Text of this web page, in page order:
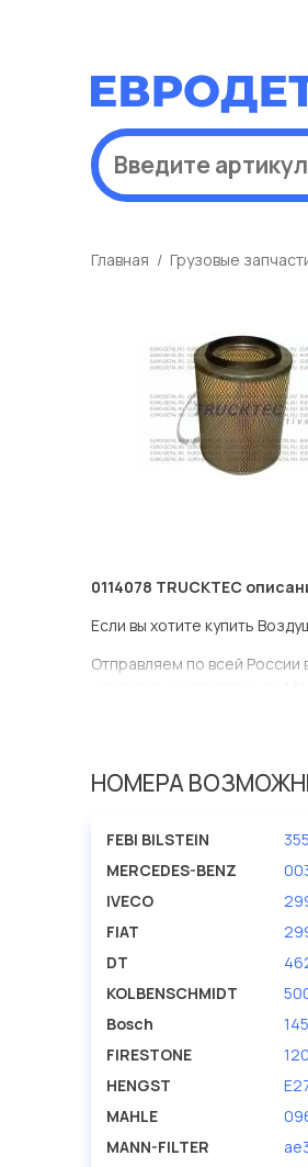
Главная Грузовые
0114078 TRUCKTEC
Если вы хотите купить
Отправляем по всей
Мы продаем
НОМЕРА
FEBI BILSTEIN
MERCEDES-BENZ
IVECO
FIAT
DT
KOLBENSCHMIDT
Bosch
FIRESTONE
HENGST
MAHLE
MANN-FILTER